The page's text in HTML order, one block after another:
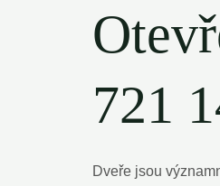
721
Dveře jsou